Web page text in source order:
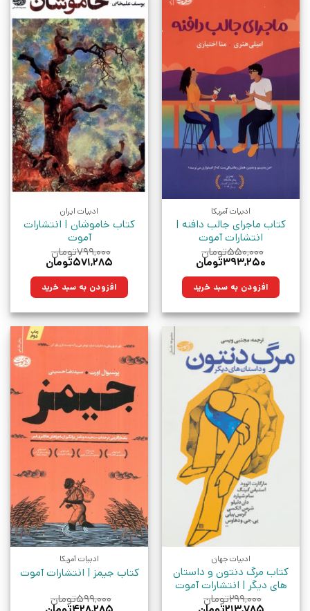
ادبیات آمریکا
کتاب ماجرای جالب دافنه |
انتشارات آموت
۵۵۰,۰۰۰تومان
قیمت
۵۵۰,۰۰۰تومان
بود.
۳۹۳,۲۵۰تومان
۳۹۳,۲۵۰تومان.افزودن به سبد خرید
ادبیات ایران
کتاب خاموشان | انتشارات
آموت
۷۹۹,۰۰۰تومان
قیمت
۷۹۹,۰۰۰تومان
بود.
۵۷۱,۲۸۵تومان
۵۷۱,۲۸۵تومان.افزودن به سبد خرید
ادبیات جهان
کتاب مرگ دنتون و داستان
های دیگر | انتشارات آموت
۲۹۹,۰۰۰تومان
ادبیات آمریکا
کتاب جیمز | انتشارات آموت
۵۹۹,۰۰۰تومان